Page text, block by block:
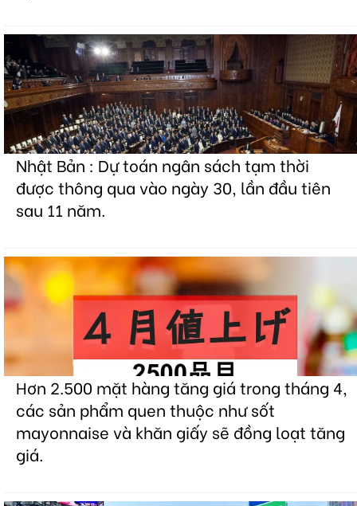
Nhật Bản : Dự toán ngân sách tạm thời
được thông qua vào ngày 30, lần đầu tiên
sau 11 năm.
Hơn 2.500 mặt hàng tăng giá trong tháng 4,
các sản phẩm quen thuộc như sốt
mayonnaise và khăn giấy sẽ đồng loạt tăng
giá.